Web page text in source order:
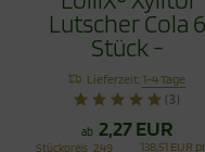
Lutscher Cola 6
Stück -
Zahnpflege mit
Stil
Lieferzeit:1-4 Tage
(3)
ab 2,27 EUR
Stückpreis 2,49
138,51 EUR